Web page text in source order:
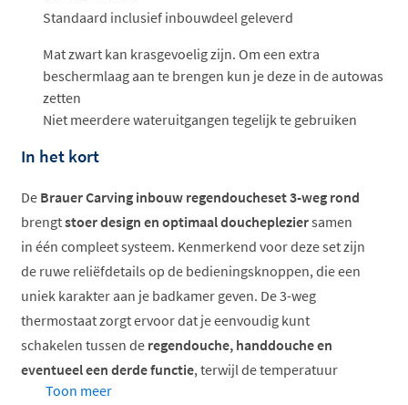
Standaard inclusief inbouwdeel geleverd
Mat zwart kan krasgevoelig zijn. Om een extra
beschermlaag aan te brengen kun je deze in de autowas
zetten
Niet meerdere wateruitgangen tegelijk te gebruiken
In het kort
De Brauer Carving inbouw regendoucheset 3-weg rond
brengtstoer design en optimaal douchepleziersamen
in één compleet systeem. Kenmerkend voor deze set zijn
de ruwe reliëfdetails op de bedieningsknoppen, die een
uniek karakter aan je badkamer geven. De 3-weg
thermostaat zorgt ervoor dat je eenvoudig kunt
schakelen tussen de regendouche, handdouche en
eventueel een derde functie, terwijl de temperatuur
constant blijft.
Toon meer